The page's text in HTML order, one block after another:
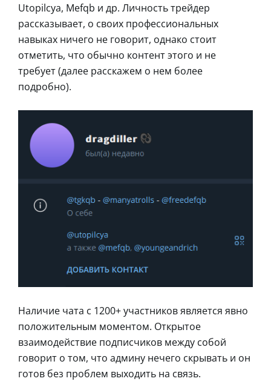
Utopilcya, Mefqb и др. Личность трейдер
рассказывает, о своих профессиональных
навыках ничего не говорит, однако стоит
отметить, что обычно контент этого и не
требует (далее расскажем о нем более
подробно).
Наличие чата с 1200+ участников является явно
положительным моментом. Открытое
взаимодействие подписчиков между собой
говорит о том, что админу нечего скрывать и он
готов без проблем выходить на связь.